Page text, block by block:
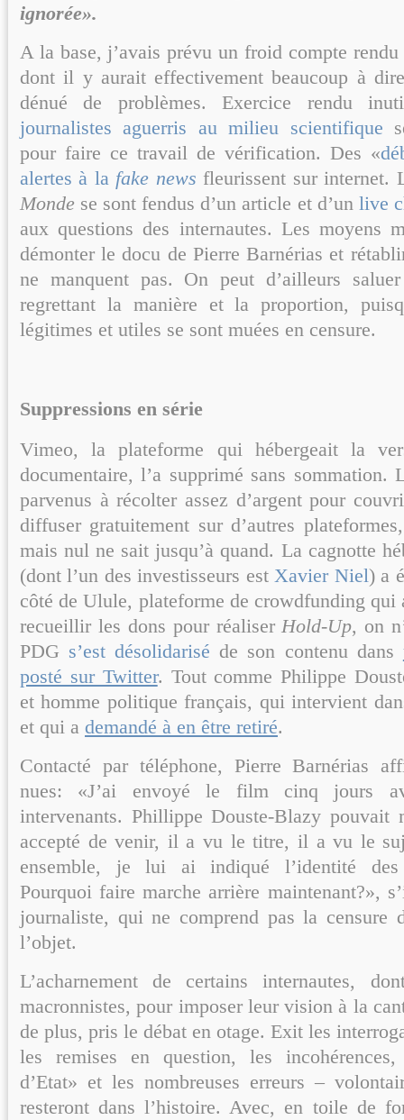
ignorée».
A la base, j’avais prévu un froid compte
dont il y aurait effectivement beaucoup à
dénué de problèmes. Exercice rendu
journalistes aguerris au milieu scientifique
pour faire ce travail de vérification. Des «
alertes à la fake news fleurissent sur internet.
Monde se sont fendus d’un article et d’un live
aux questions des internautes. Les moyens
démonter le docu de Pierre Barnérias et
ne manquent pas. On peut d’ailleurs
regrettant la manière et la proportion,
légitimes et utiles se sont muées en censure.
Suppressions en série
Vimeo, la plateforme qui hébergeait la
documentaire, l’a supprimé sans sommation.
parvenus à récolter assez d’argent pour
diffuser gratuitement sur d’autres
mais nul ne sait jusqu’à quand. La cagnotte
(dont l’un des investisseurs estXavier Niel) a
côté de Ulule, plateforme de crowdfunding qui
recueillir les dons pour réaliserHold-Up, on
PDG s’est désolidarisé de son contenu dans
posté sur Twitter. Tout comme Philippe
et homme politique français, qui intervient
et qui a demandé à en être retiré.
Contacté par téléphone, Pierre Barnérias
nues: «J’ai envoyé le film cinq jours
intervenants. Phillippe Douste-Blazy
accepté de venir, il a vu le titre, il a vu le
ensemble, je lui ai indiqué l’identité des
Pourquoi faire marche arrière maintenant?»,
journaliste, qui ne comprend pas la
l’objet.
L’acharnement de certains internautes,
macronnistes, pour imposer leur vision à la
de plus, pris le débat en otage. Exit les
les remises en question, les incohérences,
d’Etat» et les nombreuses erreurs –
resteront dans l’histoire. Avec, en toile de